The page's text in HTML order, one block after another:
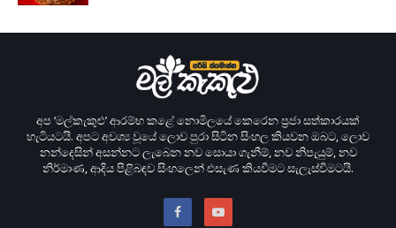
අප ‘මල්කැකුළු’ ආරම්භ කළේ නොමිලයේ කෙරෙන ප‍්‍රජා සත්කාරයක්
හැටියටයි. අපට අවශ්‍ය වූයේ ලොව පුරා සිටින සිංහල කියවන ඔබට, ලොව
නන්දෙසින් අසන්නට ලැබෙන නව සොයා ගැනීම්, නව නිපැයුම්, නව
නිර්මාණ, ආදිය පිළිබඳව සිංහලෙන් එසැණ කියවීමට සැලැස්වීමටයි.